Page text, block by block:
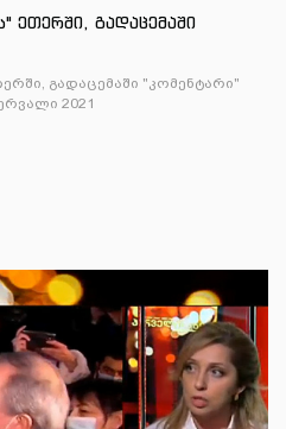
ეთერში, გადაცემაში
გადაცემაში "კომენტარი"
2021